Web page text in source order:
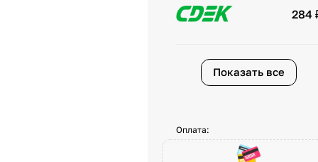
284
Показать все
Оплата: